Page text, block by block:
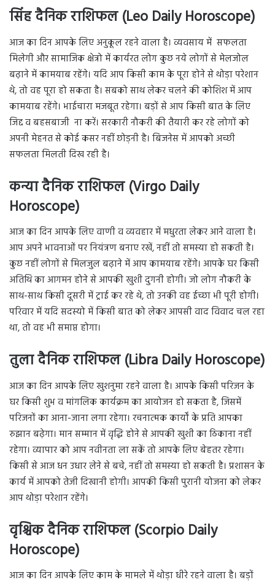
सिंह दैनिक राशिफल (Leo Daily Horoscope)
आज का दिन आपके लिए अनुकूल रहने वाला है। व्यवसाय में सफलता
मिलेगी और सामाजिक क्षेत्रो में कार्यरत लोग कुछ नये लोगों से मेलजोल
बढ़ाने में कामयाब रहेंगे। यदि आप किसी काम के पूरा होने से थोड़ा परेशान
थे, तो वह पूरा हो सकता है। सबको साथ लेकर चलने की कोशिश में आप
कामयाब रहेंगे। भाईचारा मजबूत रहेगा। बड़ों से आप किसी बात के लिए
जिद्द व बहसबाजी ना करें। सरकारी नौकरी की तैयारी कर रहे लोगों को
अपनी मेहनत से कोई कसर नहीं छोड़नी है। बिजनेस में आपको अच्छी
सफलता मिलती दिख रही है।
कन्या दैनिक राशिफल (Virgo Daily
Horoscope)
आज का दिन आपके लिए वाणी व व्यवहार में मधुरता लेकर आने वाला है।
आप अपने भावनाओं पर नियंत्रण बनाए रखें, नहीं तो समस्या हो सकती है।
कुछ नहीं लोगों से मिलजुल बढ़ाने में आप कामयाब रहेंगे। आपके घर किसी
अतिथि का आगमन होने से आपकी खुशी दुगनी होगी। जो लोग नौकरी के
साथ-साथ किसी दूसरी में ट्राई कर रहे थे, तो उनकी वह ईच्छा भी पूरी होगी।
परिवार में यदि सदस्यो में किसी बात को लेकर आपसी वाद विवाद चल रहा
था, तो वह भी समाप्त होगा।
तुला दैनिक राशिफल (Libra Daily Horoscope)
आज का दिन आपके लिए खुशनुमा रहने वाला है। आपके किसी परिजन के
घर किसी शुभ व मांगलिक कार्यक्रम का आयोजन हो सकता है, जिसमें
परिजनों का आना-जाना लगा रहेगा। रचनात्मक कार्यों के प्रति आपका
रुझान बढ़ेगा। मान सम्मान में वृद्धि होने से आपकी खुशी का ठिकाना नहीं
रहेगा। व्यापार को आप नवीनता ला सकें तो आपके लिए बेहतर रहेगा।
किसी से आज धन उधार लेने से बचे, नहीं तो समस्या हो सकती है। प्रशासन के
कार्य में आपको तेजी दिखानी होगी। आपकी किसी पुरानी योजना को लेकर
आप थोड़ा परेशान रहेंगे।
वृश्चिक दैनिक राशिफल (Scorpio Daily
Horoscope)
आज का दिन आपके लिए काम के मामले में थोड़ा धीरे रहने वाला है। बड़ों